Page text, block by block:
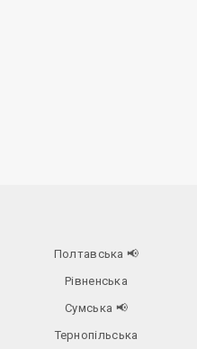
Полтавська 📢
Рівненська
Сумська 📢
Тернопільська